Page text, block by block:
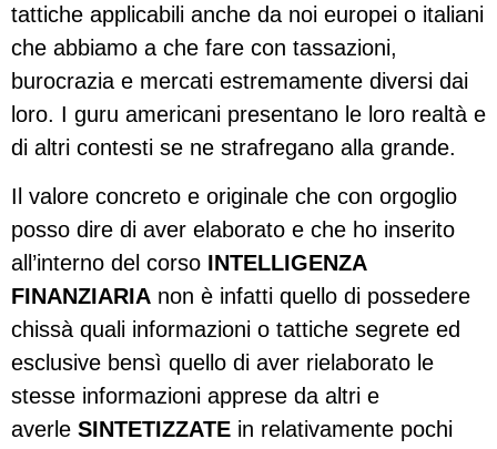
tattiche applicabili anche da noi europei o italiani
che abbiamo a che fare con tassazioni,
burocrazia e mercati estremamente diversi dai
loro. I guru americani presentano le loro realtà e
di altri contesti se ne strafregano alla grande.
Il valore concreto e originale che con orgoglio
posso dire di aver elaborato e che ho inserito
all’interno del corso INTELLIGENZA
FINANZIARIA non è infatti quello di possedere
chissà quali informazioni o tattiche segrete ed
esclusive bensì quello di aver rielaborato le
stesse informazioni apprese da altri e
averle SINTETIZZATE in relativamente pochi